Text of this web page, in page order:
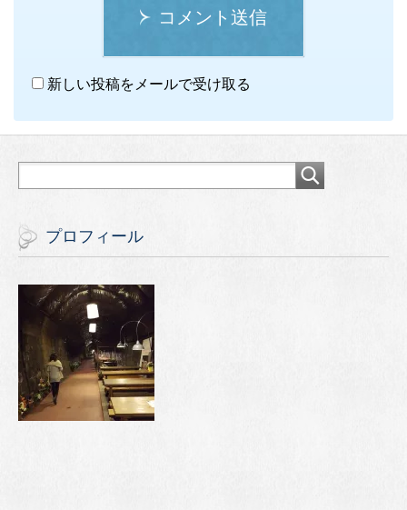
コメント送信
新しい投稿をメールで受け取る
プロフィール